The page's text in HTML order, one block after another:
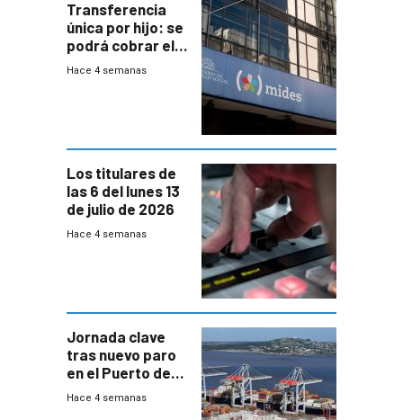
Transferencia
única por hijo: se
podrá cobrar el
100% en efectivo
Hace 4 semanas
Los titulares de
las 6 del lunes 13
de julio de 2026
Hace 4 semanas
Jornada clave
tras nuevo paro
en el Puerto de
Montevideo
Hace 4 semanas